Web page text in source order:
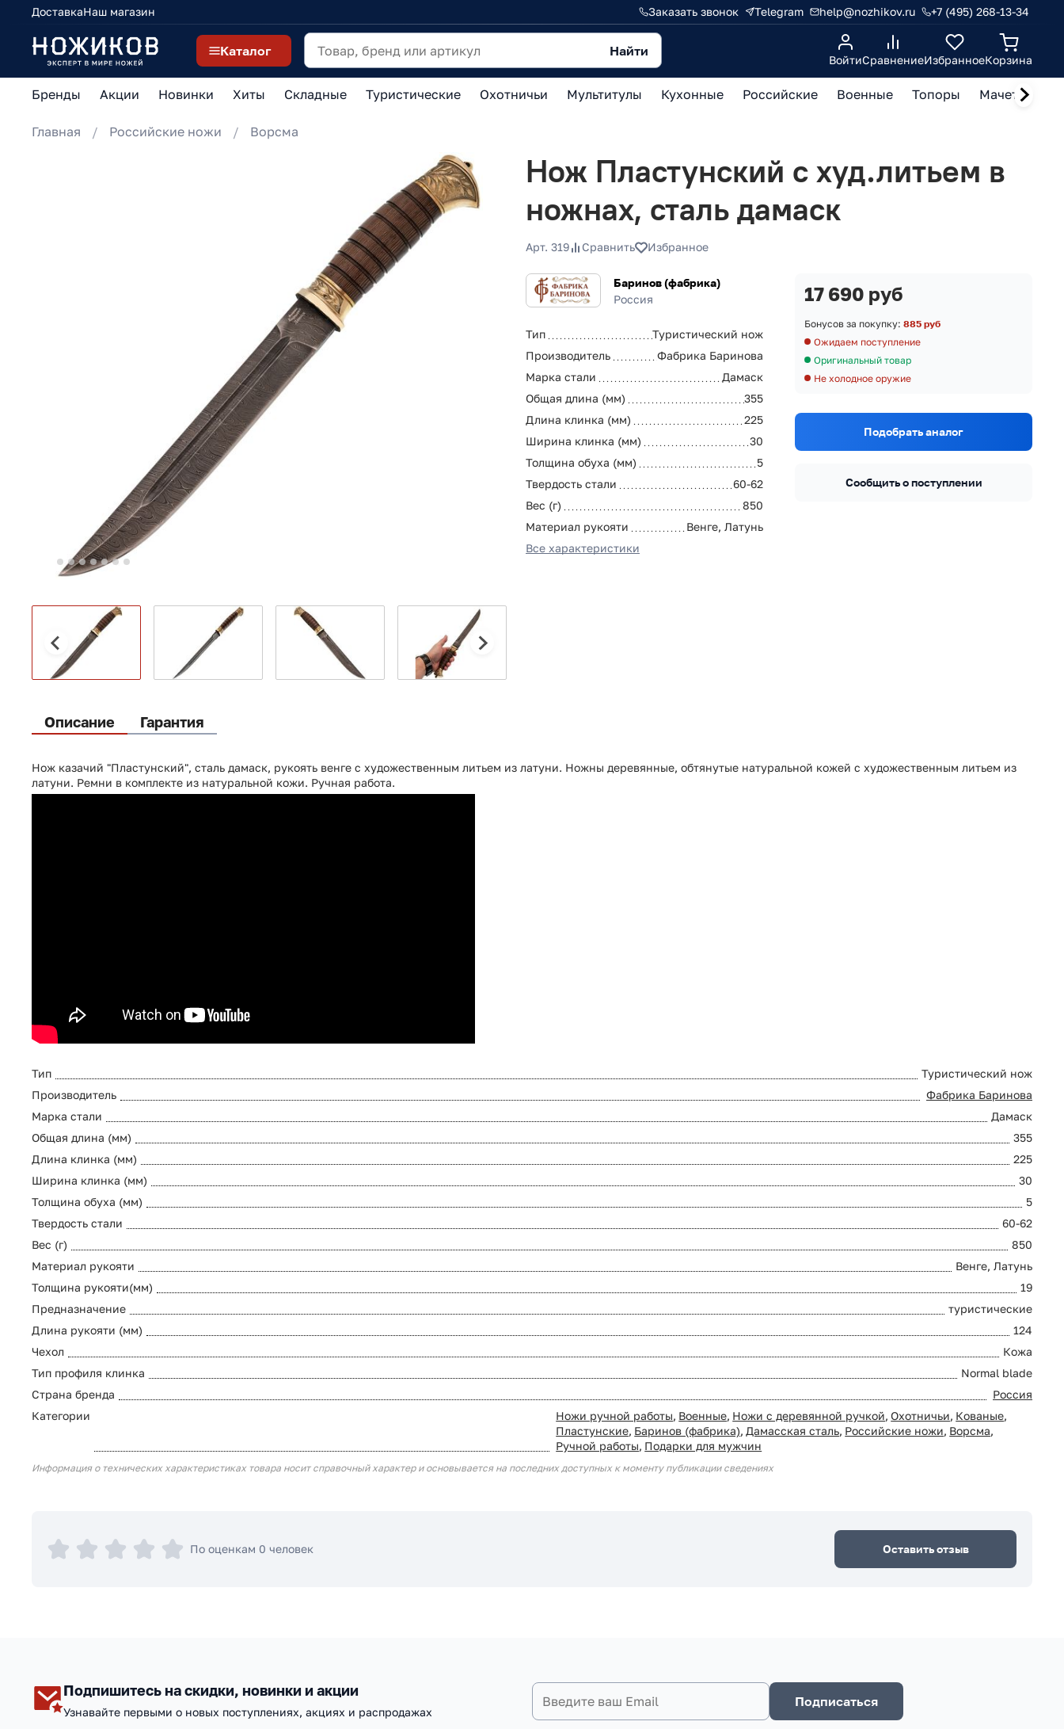
ДоставкаНаш магазин Заказать звонок Telegram help@nozhikov.ru +7 (495) 268-13-34
Каталог Найти
ВойтиСравнениеИзбранноеКорзина
Бренды Акции Новинки Хиты Складные Туристические Охотничьи Мультитулы Кухонные Российские Военные Топоры Мачете,
Главная Российские ножи Ворсма
Нож Пластунский с худ.литьем в
ножнах, сталь дамаск
Арт. 319 Сравнить Избранное
Баринов (фабрика)
Россия
Тип
Туристический нож
Производитель
Фабрика Баринова
Марка стали
Дамаск
Общая длина (мм)
355
Длина клинка (мм)
225
Ширина клинка (мм)
30
Толщина обуха (мм)
5
Твердость стали
60-62
Вес (г)
850
Материал рукояти
Венге, Латунь
Все характеристики
17 690 руб
Бонусов за покупку: 885 руб
Ожидаем поступление
Оригинальный товар
Не холодное оружие
Подобрать аналог
Сообщить о поступлении
Описание Гарантия
Нож казачий "Пластунский", сталь дамаск, рукоять венге с художественным литьем из латуни. Ножны деревянные, обтянутые натуральной кожей с художественным литьем из
латуни. Ремни в комплекте из натуральной кожи. Ручная работа.
Тип
Туристический нож
Производитель
Фабрика Баринова
Марка стали
Дамаск
Общая длина (мм)
355
Длина клинка (мм)
225
Ширина клинка (мм)
30
Толщина обуха (мм)
5
Твердость стали
60-62
Вес (г)
850
Материал рукояти
Венге, Латунь
Толщина рукояти(мм)
19
Предназначение
туристические
Длина рукояти (мм)
124
Чехол
Кожа
Тип профиля клинка
Normal blade
Страна бренда
Россия
Категории
Ножи ручной работы, Военные, Ножи с деревянной ручкой, Охотничьи, Кованые,
Пластунские, Баринов (фабрика), Дамасская сталь, Российские ножи, Ворсма,
Ручной работы, Подарки для мужчин
Информация о технических характеристиках товара носит справочный характер и основывается на последних доступных к моменту публикации сведениях
По оценкам 0 человек Оставить отзыв
Подпишитесь на скидки, новинки и акции
Узнавайте первыми о новых поступлениях, акциях и распродажах
Подписаться